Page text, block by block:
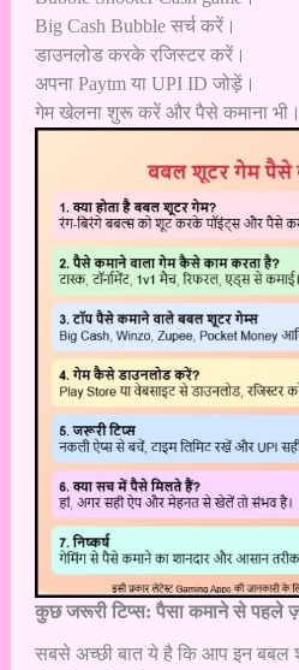
Big Cash Bubble सर्च करें।
डाउनलोड करके रजिस्टर करें।
अपना Paytm या UPI ID जोड़ें।
गेम खेलना शुरू करें और पैसे कमाना भी।
कुछ जरूरी टिप्स: पैसा कमाने से पहले
सबसे अच्छी बात ये है कि आप इन बबल